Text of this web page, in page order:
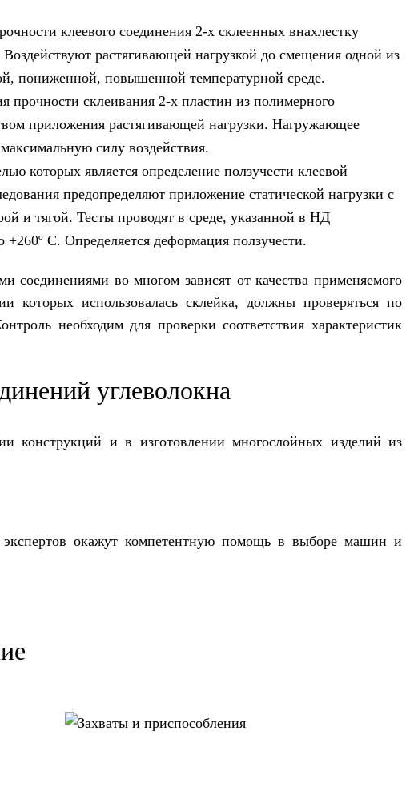
клеевого соединения 2-х склеенных внахлестку
растягивающей нагрузкой до смещения одной из
пониженной, повышенной температурной среде.
прочности склеивания 2-х пластин из полимерного
приложения растягивающей нагрузки. Нагружающее
силу воздействия.
которых является определение ползучести клеевой
предопределяют приложение статической нагрузки с
и тягой. Тесты проводят в среде, указанной в НД
+260º C. Определяется деформация ползучести.
соединениями во многом зависят от качества применяемого
которых использовалась склейка, должны проверяться по
необходим для проверки соответствия характеристик
углеволокна
конструкций и в изготовлении многослойных изделий из
окажут компетентную помощь в выборе машин и